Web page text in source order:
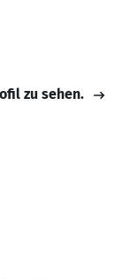
zu sehen.